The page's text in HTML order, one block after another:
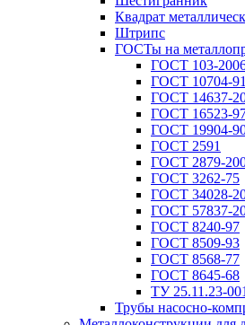
Квадрат
Штрипс
ГОСТы на
ГОСТ 103-
ГОСТ 10704-91
ГОСТ 14637-
ГОСТ 16523-
ГОСТ 19904-
ГОСТ 2591
ГОСТ 2879-
ГОСТ 3262-75
ГОСТ 34028-
ГОСТ 57837-
ГОСТ 8240-97
ГОСТ 8509-93
ГОСТ 8568-77
ГОСТ 8645-68
ТУ 25.11.23-
Трубы насосно-